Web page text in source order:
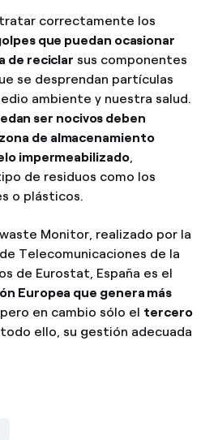
correctamente los
que puedan ocasionar
de reciclar sus componentes
se desprendan partículas
ambiente y nuestra salud.
ser nocivos deben
de almacenamiento
impermeabilizado,
de residuos como los
o plásticos.
Monitor, realizado por la
Telecomunicaciones de la
de Eurostat, España es el
Europea que genera más
en cambio sólo el tercero
todo ello, su gestión adecuada